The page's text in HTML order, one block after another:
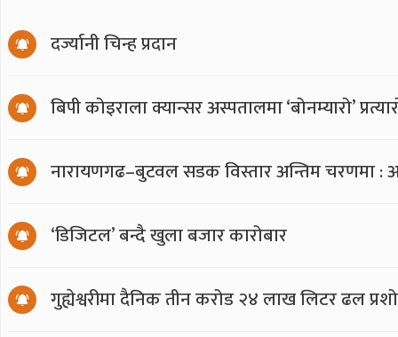
दर्ज्यानी चिन्ह प्रदान
बिपी कोइराला क्यान्सर अस्पतालमा ‘बोनम्यारो’
नारायणगढ–बुटवल सडक विस्तार अन्तिम चरणमा :
‘डिजिटल’ बन्दै खुला बजार कारोबार
गुह्येश्वरीमा दैनिक तीन करोड २४ लाख लिटर ढल